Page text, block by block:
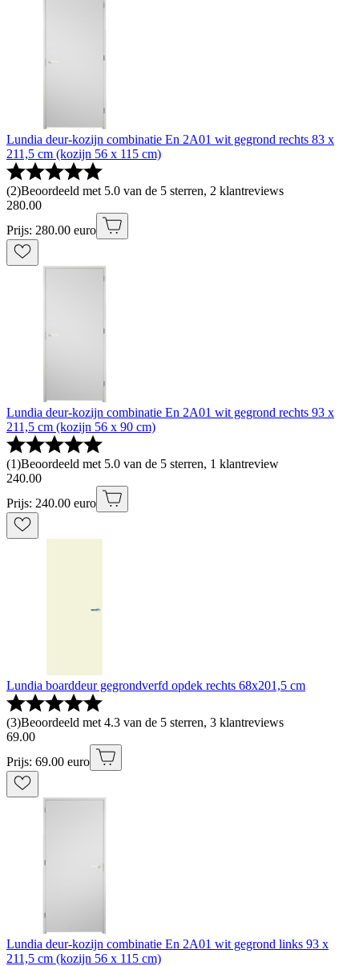
Lundia deur-kozijn combinatie En 2A01 wit gegrond rechts 83 x
211,5 cm (kozijn 56 x 115 cm)
(2)Beoordeeld met 5.0 van de 5 sterren, 2 klantreviews
280.00
Prijs: 280.00 euro
Lundia deur-kozijn combinatie En 2A01 wit gegrond rechts 93 x
211,5 cm (kozijn 56 x 90 cm)
(1)Beoordeeld met 5.0 van de 5 sterren, 1 klantreview
240.00
Prijs: 240.00 euro
Lundia boarddeur gegrondverfd opdek rechts 68x201,5 cm
(3)Beoordeeld met 4.3 van de 5 sterren, 3 klantreviews
69.00
Prijs: 69.00 euro
Lundia deur-kozijn combinatie En 2A01 wit gegrond links 93 x
211,5 cm (kozijn 56 x 115 cm)